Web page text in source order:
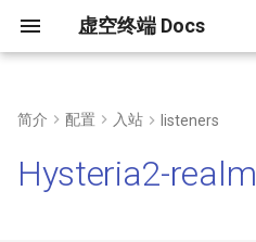
虚空终端 Docs
在
始
简介 配置 入站 listeners
Hysteria2-realm